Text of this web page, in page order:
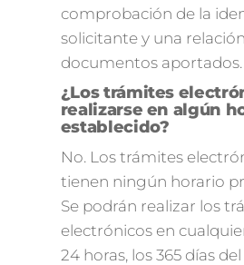
comprobación de la
solicitante y una
documentos aportados.
¿Los trámites
realizarse en algún
establecido?
No. Los trámites
tienen ningún horario
Se podrán realizar los
electrónicos en
24 horas, los 365 días